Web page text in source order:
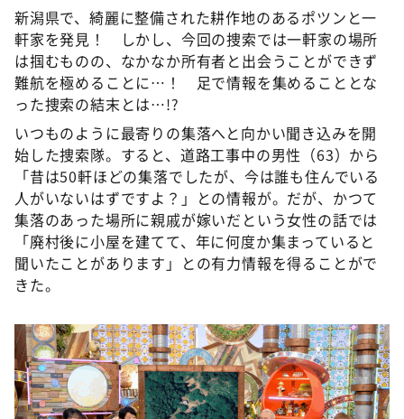
新潟県で、綺麗に整備された耕作地のあるポツンと一
軒家を発見！ しかし、今回の捜索では一軒家の場所
は掴むものの、なかなか所有者と出会うことができず
難航を極めることに…！ 足で情報を集めることとな
った捜索の結末とは…!?
いつものように最寄りの集落へと向かい聞き込みを開
始した捜索隊。すると、道路工事中の男性（63）から
「昔は50軒ほどの集落でしたが、今は誰も住んでいる
人がいないはずですよ？」との情報が。だが、かつて
集落のあった場所に親戚が嫁いだという女性の話では
「廃村後に小屋を建てて、年に何度か集まっていると
聞いたことがあります」との有力情報を得ることがで
きた。